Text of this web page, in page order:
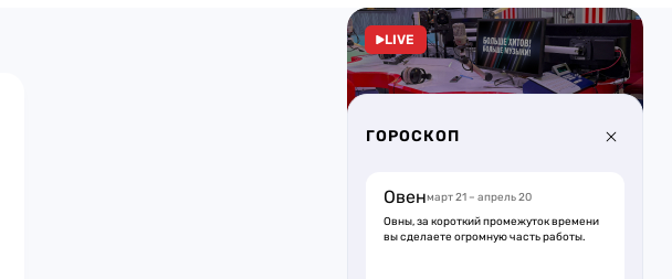
LIVE
ГОРОСКОП
Овенмарт 21 – апрель 20
Овны, за короткий промежуток времени
вы сделаете огромную часть работы.